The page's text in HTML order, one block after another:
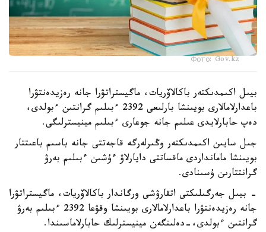
Фото: Gov.kz
بيىل اكىمدىكتەر باكالاۆريات، ماگيستراتۋرا جانە رەزيدەنتۋرا
باعدارلامالارى بويىنشا بارلىعى 2392 ءبىلىم گرانتىن ءبولدى،
دەپ حابارلايدى عىلىم جانە جوعارى ءبىلىم مينيسترلىگى.
جىل سايىن اكىمدىكتەر وڭىرلەرگە قاجەتتى جانە باسىم باعىتتار
بويىنشا مامانداردى ماقساتتى دايارلاۋ ءۇشىن ءبىلىم بەرۋ
گرانتتارىن ۇسىنادى.
- بيىل جەرگىلىكتى اتقارۋشى ورگاندار باكالاۆريات، ماگيستراتۋرا
جانە رەزيدەنتۋرا باعدارلامالارى بويىنشا وقۋعا 2392 ءبىلىم بەرۋ
گرانتىن ءبولدى،-دەلىنگەن مينيسترلىك حابارلاماسىندا.